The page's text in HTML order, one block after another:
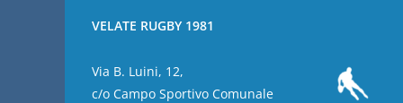
VELATE RUGBY 1981
Via B. Luini, 12,
c/o Campo Sportivo Comunale